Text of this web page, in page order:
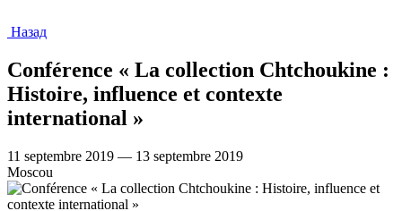
Назад
Conférence « La collection Chtchoukine :
Histoire, influence et contexte
international »
11 septembre 2019 — 13 septembre 2019
Moscou